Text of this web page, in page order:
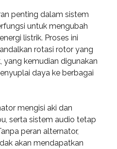
penting dalam sistem
untuk mengubah
listrik. Proses ini
rotasi rotor yang
yang kemudian digunakan
daya ke berbagai
mengisi aki dan
serta sistem audio tetap
peran alternator,
akan mendapatkan